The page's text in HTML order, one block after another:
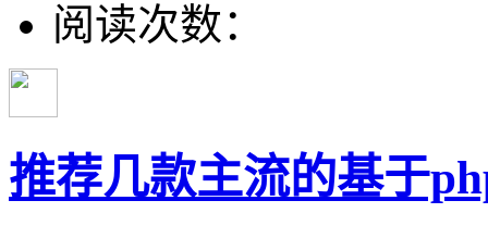
阅读次数：
推荐几款主流的基于